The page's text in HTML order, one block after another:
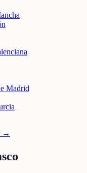
Madrid
→